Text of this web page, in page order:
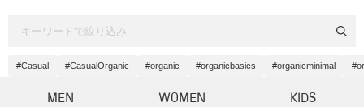
#Casual #CasualOrganic #organic #organicbasics #organicminimal
MEN WOMEN KIDS